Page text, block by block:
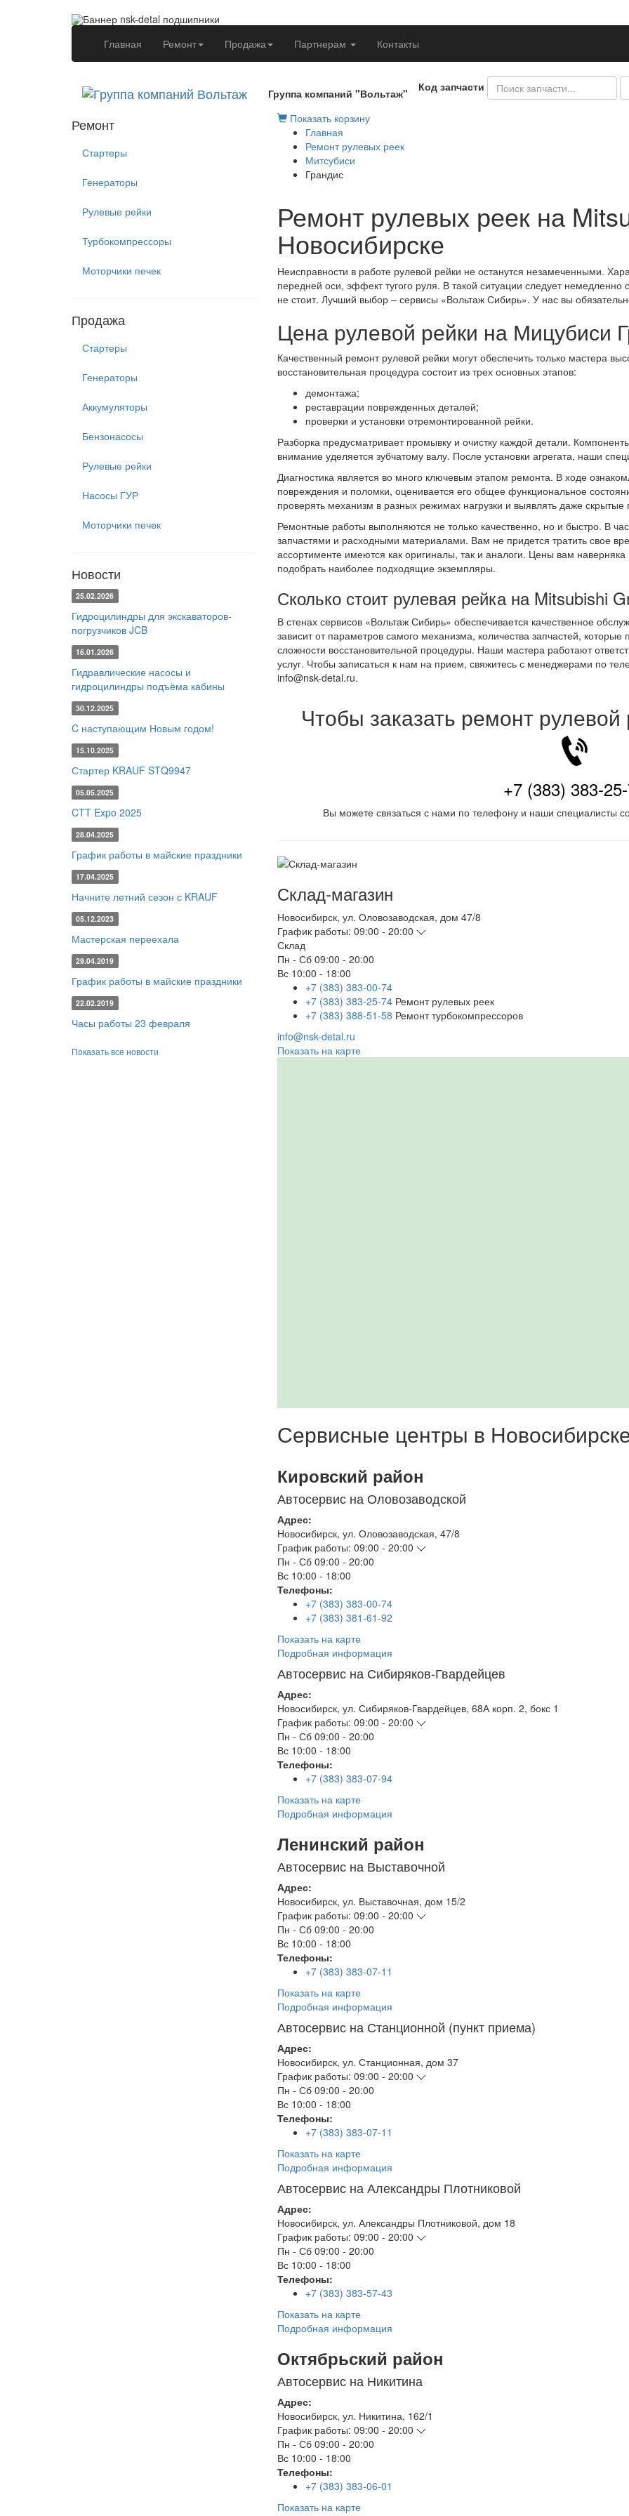
Главная (current)Ремонт Продажа Партнерам Контакты
Группа компаний "Вольтаж"
Код запчасти
Ремонт
Стартеры
Генераторы
Рулевые рейки
Турбокомпрессоры
Моторчики печек
Продажа
Стартеры
Генераторы
Аккумуляторы
Бензонасосы
Рулевые рейки
Насосы ГУР
Моторчики печек
Новости
25.02.2026
Гидроцилиндры для экскаваторов-
погрузчиков JCB
16.01.2026
Гидравлические насосы и
гидроцилиндры подъёма кабины
30.12.2025
C наступающим Новым годом!
15.10.2025
Стартер KRAUF STQ9947
05.05.2025
CTT Expo 2025
28.04.2025
График работы в майские праздники
17.04.2025
Начните летний сезон с KRAUF
05.12.2023
Мастерская переехала
29.04.2019
График работы в майские праздники
22.02.2019
Часы работы 23 февраля
Показать все новости
Показать корзину
Главная
Ремонт рулевых реек
Митсубиси
Грандис
Ремонт рулевых реек на
Новосибирске
Неисправности в работе рулевой рейки не останутся незамеченными.
передней оси, эффект тугого руля. В такой ситуации следует немедленно
не стоит. Лучший выбор – сервисы «Вольтаж Сибирь». У нас вы
Цена рулевой рейки на Мицубиси
Качественный ремонт рулевой рейки могут обеспечить только мастера
восстановительная процедура состоит из трех основных этапов:
демонтажа;
реставрации поврежденных деталей;
проверки и установки отремонтированной рейки.
Разборка предусматривает промывку и очистку каждой детали.
внимание уделяется зубчатому валу. После установки агрегата, наши
Диагностика является во много ключевым этапом ремонта. В ходе
повреждения и поломки, оценивается его общее функциональное
проверять механизм в разных режимах нагрузки и выявлять даже скрытые
Ремонтные работы выполняются не только качественно, но и быстро. В
запчастями и расходными материалами. Вам не придется тратить свое
ассортименте имеются как оригиналы, так и аналоги. Цены вам
подобрать наиболее подходящие экземпляры.
Сколько стоит рулевая рейка на Mitsubishi
В стенах сервисов «Вольтаж Сибирь» обеспечивается качественное
зависит от параметров самого механизма, количества запчастей,
сложности восстановительной процедуры. Наши мастера работают
услуг. Чтобы записаться к нам на прием, свяжитесь с менеджерами по
info@nsk-detal.ru.
Чтобы заказать ремонт
+7 (383) 383-
Вы можете связаться с нами по телефону и наши специалисты
Склад-магазин
Новосибирск, ул. Оловозаводская, дом 47/8
График работы: 09:00 - 20:00
Склад
Пн - Сб 09:00 - 20:00
Вс 10:00 - 18:00
+7 (383) 383-00-74
+7 (383) 383-25-74 Ремонт рулевых реек
+7 (383) 388-51-58 Ремонт турбокомпрессоров
info@nsk-detal.ru
Показать на карте
Сервисные центры в
Кировский район
Автосервис на Оловозаводской
Адрес:
Новосибирск, ул. Оловозаводская, 47/8
График работы: 09:00 - 20:00
Пн - Сб 09:00 - 20:00
Вс 10:00 - 18:00
Телефоны:
+7 (383) 383-00-74
+7 (383) 381-61-92
Показать на карте
Подробная информация
Автосервис на Сибиряков-Гвардейцев
Адрес:
Новосибирск, ул. Сибиряков-Гвардейцев, 68А корп. 2, бокс 1
График работы: 09:00 - 20:00
Пн - Сб 09:00 - 20:00
Вс 10:00 - 18:00
Телефоны:
+7 (383) 383-07-94
Показать на карте
Подробная информация
Ленинский район
Автосервис на Выставочной
Адрес:
Новосибирск, ул. Выставочная, дом 15/2
График работы: 09:00 - 20:00
Пн - Сб 09:00 - 20:00
Вс 10:00 - 18:00
Телефоны:
+7 (383) 383-07-11
Показать на карте
Подробная информация
Автосервис на Станционной (пункт приема)
Адрес:
Новосибирск, ул. Станционная, дом 37
График работы: 09:00 - 20:00
Пн - Сб 09:00 - 20:00
Вс 10:00 - 18:00
Телефоны:
+7 (383) 383-07-11
Показать на карте
Подробная информация
Автосервис на Александры Плотниковой
Адрес:
Новосибирск, ул. Александры Плотниковой, дом 18
График работы: 09:00 - 20:00
Пн - Сб 09:00 - 20:00
Вс 10:00 - 18:00
Телефоны:
+7 (383) 383-57-43
Показать на карте
Подробная информация
Октябрьский район
Автосервис на Никитина
Адрес:
Новосибирск, ул. Никитина, 162/1
График работы: 09:00 - 20:00
Пн - Сб 09:00 - 20:00
Вс 10:00 - 18:00
Телефоны:
+7 (383) 383-06-01
Показать на карте